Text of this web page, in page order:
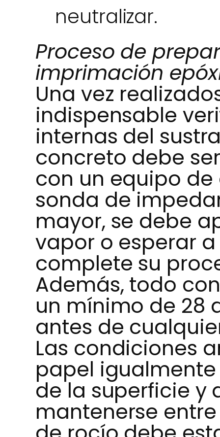
neutralizar.
Proceso de
imprimación
Una vez
indispensable
internas del
concreto debe
con un equipo
sonda de
mayor, se debe
vapor o esperar
complete su
Además, todo
un mínimo de 28
antes de
Las condiciones
papel
de la superficie y
mantenerse entre